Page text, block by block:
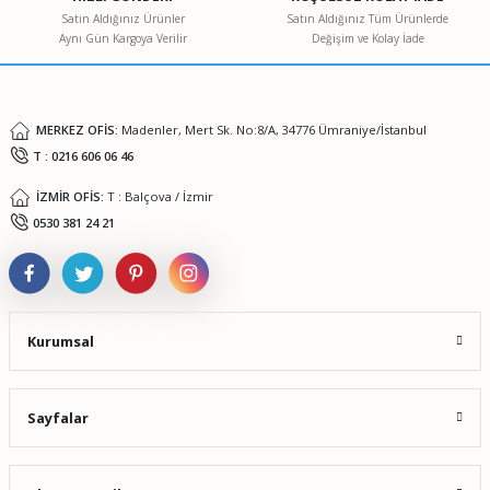
Ürün bilgilerinde hatalar bulunuyor.
Ürün fiyatı diğer sitelerden daha pahalı.
Satın Aldığınız Ürünler
Aynı Gün Kargoya Verilir
Satın Aldığınız Tüm Ürünlerde
Değişim ve Kolay İade
MERKEZ OFİS: Madenler, Mert Sk. No:8/A, 34776 Ümraniye/İstanbul
T : 0216 606 06 46
İZMİR OFİS: T : Balçova / İzmir
0530 381 24 21
Kurumsal
Sayfalar